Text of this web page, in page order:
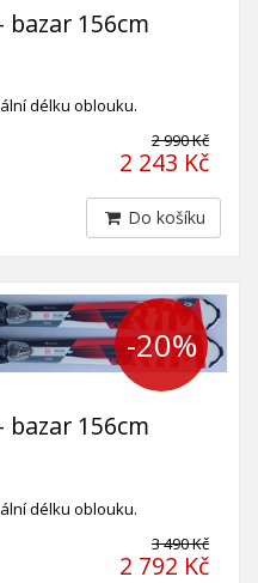
bazar 156cm
délku oblouku.
2 990 Kč
2 243 Kč
Do košíku
-20%
bazar 156cm
délku oblouku.
3 490 Kč
2 792 Kč